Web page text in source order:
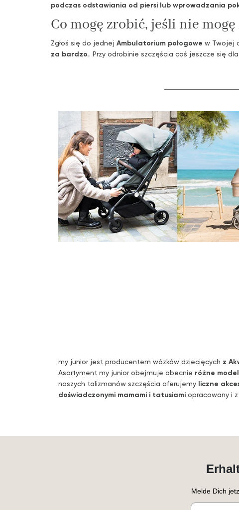
podczas odstawiania od piersi lub wprowadzania
Co mogę zrobić, jeśli nie mogę
Zgłoś się do jednej Ambulatorium połogowe w Twojej
za bardzo.. Przy odrobinie szczęścia coś jeszcze się
my junior jest producentem wózków dziecięcych z
Asortyment my junior obejmuje obecnie różne
naszych talizmanów szczęścia oferujemy liczne
doświadczonymi mamami i tatusiami opracowany i
Melde Dich
Email